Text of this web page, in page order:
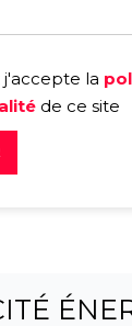
j'accepte la
de ce site